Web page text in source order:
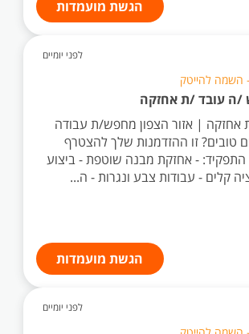
הגשת מועמדות
לפני יומיים
/ה עובד /ת אחזקה
אחזקה | אזור הצפון מחפש/ת עבודה
טובים? זו ההזדמנות שלך להצטרף
התפקיד: - אחזקת מבנה שוטפת - ביצוע
קלים - עבודות צבע ונגרות - ה...
הגשת מועמדות
לפני יומיים